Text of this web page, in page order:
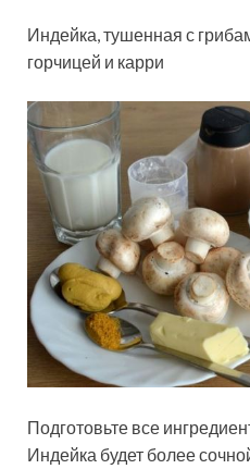
Индейка, тушенная с
горчицей и карри
Подготовьте все
Индейка будет более